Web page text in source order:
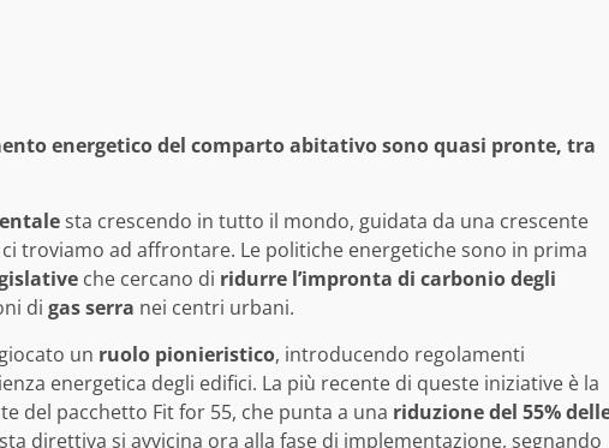
energetico del comparto abitativo sono quasi pronte, tra
sta crescendo in tutto il mondo, guidata da una crescente
troviamo ad affrontare. Le politiche energetiche sono in prima
che cercano di ridurre l’impronta di carbonio degli
di gas serra nei centri urbani.
un ruolo pionieristico, introducendo regolamenti
energetica degli edifici. La più recente di queste iniziative è la
del pacchetto Fit for 55, che punta a una riduzione del 55%
direttiva si avvicina ora alla fase di implementazione, segnando